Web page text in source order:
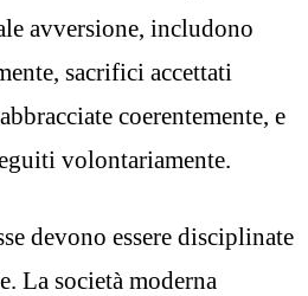
avversione, includono
sacrifici accettati
coerentemente, e
volontariamente.
devono essere disciplinate
La società moderna